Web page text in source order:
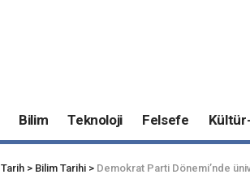
Bilim Teknoloji Felsefe
Tarih > Bilim Tarihi > Demokrat Parti Dönemi’nde